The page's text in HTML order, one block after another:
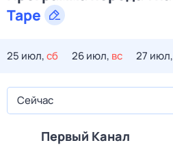
Таре
25 июл,сб 26 июл, вс 27 июл,
Сейчас
Первый Канал